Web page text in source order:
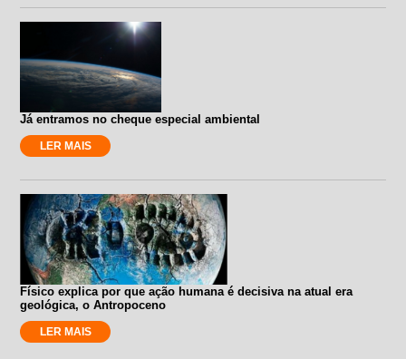
Já entramos no cheque especial ambiental
LER MAIS
Físico explica por que ação humana é decisiva na atual era
geológica, o Antropoceno
LER MAIS